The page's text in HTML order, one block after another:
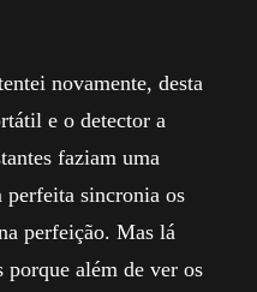
novamente, desta
e o detector a
faziam uma
perfeita sincronia os
perfeição. Mas lá
porque além de ver os